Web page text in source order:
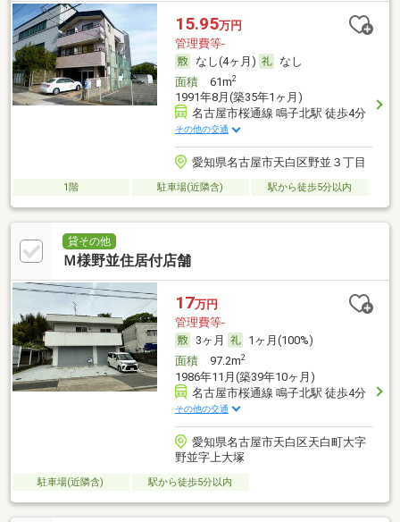
15.95万円
管理費等-
なし(4ヶ月)
なし
面積61m2
1991年8月(築35年1ヶ月)
名古屋市桜通線 鳴子北駅 徒歩4分
その他の交通
愛知県名古屋市天白区野並３丁目
1階 駐車場(近隣含) 駅から徒歩5分以内
貸その他
Ｍ様野並住居付店舗
17万円
管理費等-
3ヶ月
1ヶ月(100%)
面積97.2m2
1986年11月(築39年10ヶ月)
名古屋市桜通線 鳴子北駅 徒歩4分
その他の交通
愛知県名古屋市天白区天白町大字
野並字上大塚
駐車場(近隣含) 駅から徒歩5分以内